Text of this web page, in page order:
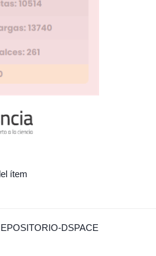
ítem
DSPACE